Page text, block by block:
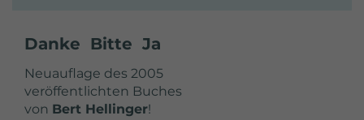
Danke Bitte Ja
Neuauflage des 2005
veröffentlichten Buches
von Bert Hellinger!